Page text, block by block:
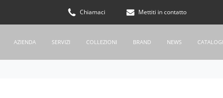
Chiamaci Mettiti in contatto
AZIENDA SERVIZI COLLEZIONI BRAND NEWS